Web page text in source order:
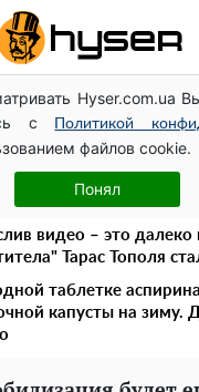
Hyser.com.ua
с
Политикой
файлов cookie.
Понял
площадь стать
Киев
и его удивительная
театре до
Федерации профсоюзов
видео – это далеко
Тарас Тополя
таблетке
капусты на зиму.